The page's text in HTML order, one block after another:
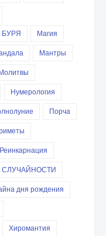
Магия
Мантры
Нумерология
Порча
Реинкарнация
СЛУЧАЙНОСТИ
дня рождения
Хиромантия